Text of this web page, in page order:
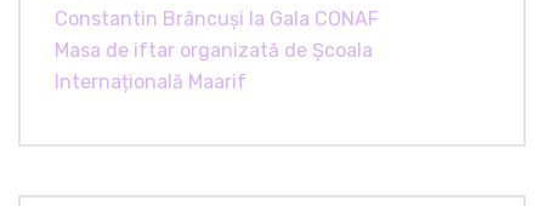
Constantin Brâncuși la Gala CONAF
Masa de iftar organizată de Școala
Internațională Maarif